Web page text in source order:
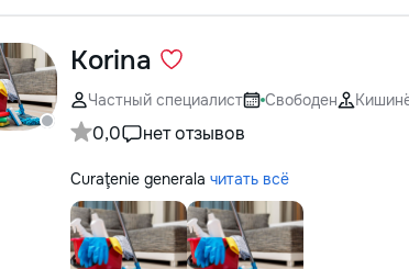
Korina
Частный специалист Свободен
0,0 нет отзывов
Curaţenie generala читать всё